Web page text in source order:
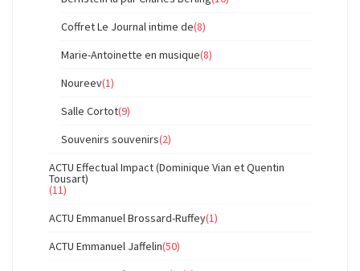
Coffret Le Journal intime de(8)
Marie-Antoinette en musique(8)
Noureev(1)
Salle Cortot(9)
Souvenirs souvenirs(2)
ACTU Effectual Impact (Dominique Vian et Quentin
Tousart)
(11)
ACTU Emmanuel Brossard-Ruffey(1)
ACTU Emmanuel Jaffelin(50)